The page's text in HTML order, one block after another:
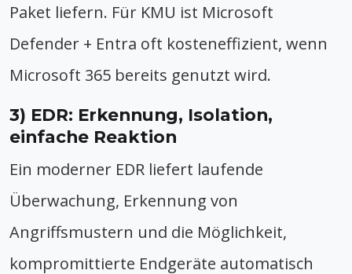
Paket liefern. Für KMU ist Microsoft
Defender + Entra oft kosteneffizient, wenn
Microsoft 365 bereits genutzt wird.
3) EDR: Erkennung, Isolation,
einfache Reaktion
Ein moderner EDR liefert laufende
Überwachung, Erkennung von
Angriffsmustern und die Möglichkeit,
kompromittierte Endgeräte automatisch